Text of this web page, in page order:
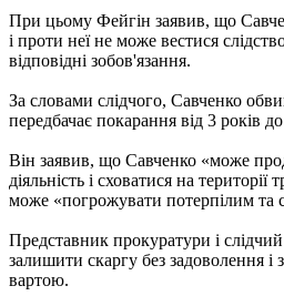
При цьому Фейгін заявив, що
і проти неї не може вестися
відповідні зобов'язання.
За словами слідчого, Савченко
передбачає покарання від 3 років
Він заявив, що Савченко «може
діяльність і сховатися на
може «погрожувати потерпілим та
Представник прокуратури і
залишити скаргу без задоволення
вартою.